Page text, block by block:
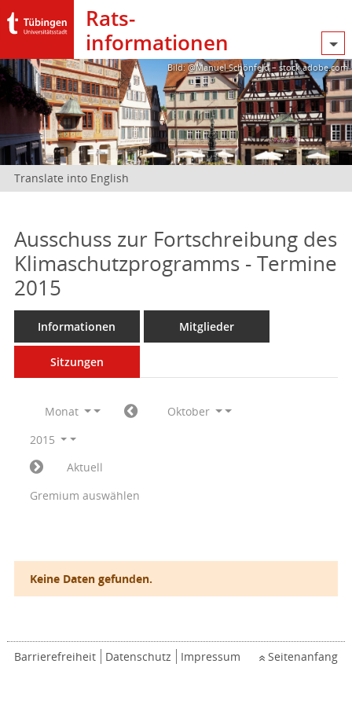
Rats­
informationen
Bild: @Manuel Schönfeld – stock.adobe.com
Translate into English
Ausschuss zur Fortschreibung des
Klimaschutzprogramms - Termine
2015
Informationen Mitglieder
Sitzungen
Monat
Oktober
2015
Aktuell
Gremium auswählen
Keine Daten gefunden.
Barrierefreiheit Datenschutz Impressum Seitenanfang